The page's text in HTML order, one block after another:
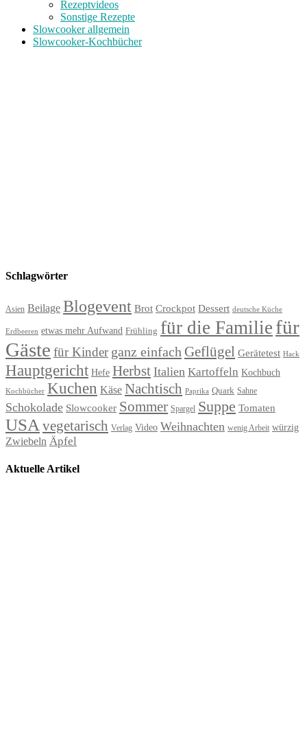
Rezeptvideos
Sonstige Rezepte
Slowcooker allgemein
Slowcooker-Kochbücher
Schlagwörter
Asien Beilage Blogevent Brot Crockpot Dessert deutsche Küche
Erdbeeren etwas mehr Aufwand Frühling für die Familie für
Gäste für Kinder ganz einfach Geflügel Gerätetest Hack
Hauptgericht Hefe Herbst Italien Kartoffeln Kochbuch
Kochbücher Kuchen Käse Nachtisch Paprika Quark Sahne
Schokolade Slowcooker Sommer Spargel Suppe Tomaten
USA vegetarisch Verlag Video Weihnachten wenig Arbeit würzig
Zwiebeln Äpfel
Aktuelle Artikel